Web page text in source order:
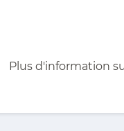
Plus d'information